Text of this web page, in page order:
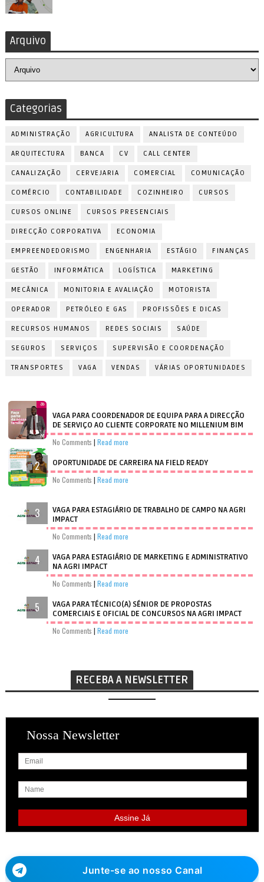
Arquivo
Categorias
ADMINISTRAÇÃO AGRICULTURA ANALISTA DE CONTEÚDO
ARQUITECTURA BANCA CV CALL CENTER
CANALIZAÇÃO CERVEJARIA COMERCIAL COMUNICAÇÃO
COMÉRCIO CONTABILIDADE COZINHEIRO CURSOS
CURSOS ONLINE CURSOS PRESENCIAIS
DIRECÇÃO CORPORATIVA ECONOMIA
EMPREENDEDORISMO ENGENHARIA ESTÁGIO FINANÇAS
GESTÃO INFORMÁTICA LOGÍSTICA MARKETING
MECÂNICA MONITORIA E AVALIAÇÃO MOTORISTA
OPERADOR PETRÓLEO E GAS PROFISSÕES E DICAS
RECURSOS HUMANOS REDES SOCIAIS SAÚDE
SEGUROS SERVIÇOS SUPERVISÃO E COORDENAÇÃO
TRANSPORTES VAGA VENDAS VÁRIAS OPORTUNIDADES
VAGA PARA COORDENADOR DE EQUIPA PARA A DIRECÇÃO
DE SERVIÇO AO CLIENTE CORPORATE NO MILLENIUM BIM
No Comments | Read more
OPORTUNIDADE DE CARREIRA NA FIELD READY
No Comments | Read more
VAGA PARA ESTAGIÁRIO DE TRABALHO DE CAMPO NA AGRI
IMPACT
No Comments | Read more
VAGA PARA ESTAGIÁRIO DE MARKETING E ADMINISTRATIVO
NA AGRI IMPACT
No Comments | Read more
VAGA PARA TÉCNICO(A) SÉNIOR DE PROPOSTAS
COMERCIAIS E OFICIAL DE CONCURSOS NA AGRI IMPACT
No Comments | Read more
RECEBA A NEWSLETTER
Nossa Newsletter
Junte-se ao nosso Canal